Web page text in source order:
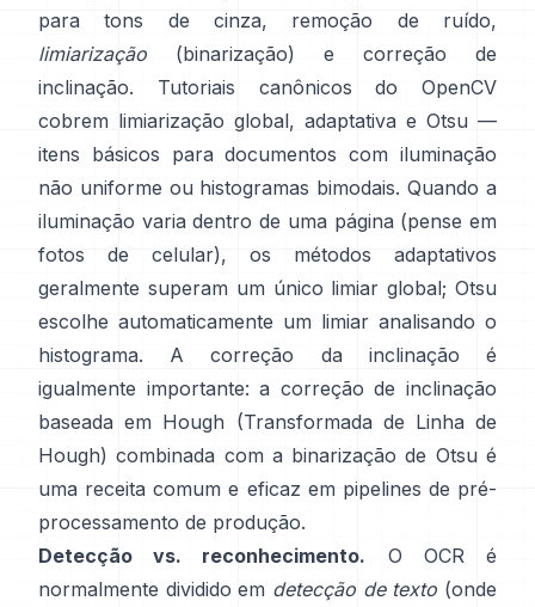
para tons de cinza, remoção de ruído,
limiarização (binarização) e correção de
inclinação. Tutoriais canônicos do OpenCV
cobrem limiarização global, adaptativa e Otsu —
itens básicos para documentos com iluminação
não uniforme ou histogramas bimodais. Quando a
iluminação varia dentro de uma página (pense em
fotos de celular), os métodos adaptativos
geralmente superam um único limiar global; Otsu
escolhe automaticamente um limiar analisando o
histograma. A correção da inclinação é
igualmente importante: a correção de inclinação
baseada em Hough (Transformada de Linha de
Hough) combinada com a binarização de Otsu é
uma receita comum e eficaz em pipelines de pré-
processamento de produção.
Detecção vs. reconhecimento. O OCR é
normalmente dividido em detecção de texto (onde